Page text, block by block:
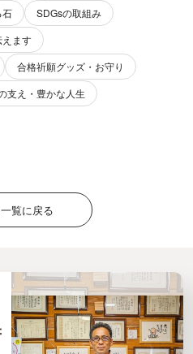
石
SDGsの取組み
えます
合格祈願グッズ・お守り
支え・豊かな人生
覧に戻る